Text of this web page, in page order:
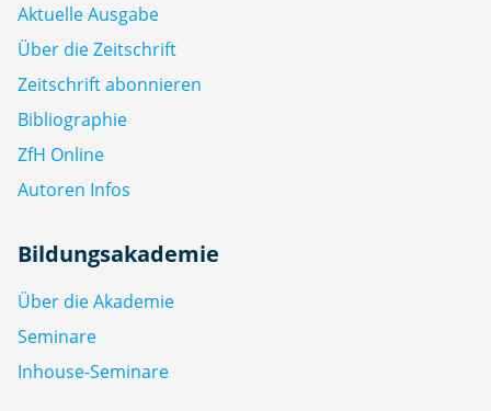
Aktuelle Ausgabe
Über die Zeitschrift
Zeitschrift abonnieren
Bibliographie
ZfH Online
Autoren Infos
Bildungsakademie
Über die Akademie
Seminare
Inhouse-Seminare